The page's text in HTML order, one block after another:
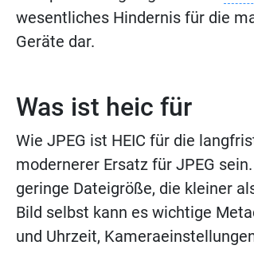
wesentliches Hindernis für die
Geräte dar.
Was ist heic für
Wie JPEG ist HEIC für die
modernerer Ersatz für JPEG
geringe Dateigröße, die kleiner
Bild selbst kann es wichtige
und Uhrzeit,